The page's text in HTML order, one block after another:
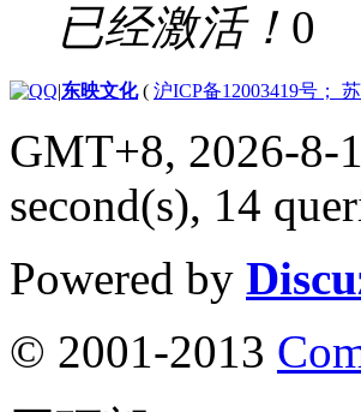
已经激活！ 0
|东映文化( 沪ICP备12003419号；
GMT+8, 2026-8-
second(s), 14
Powered by
© 2001-2013